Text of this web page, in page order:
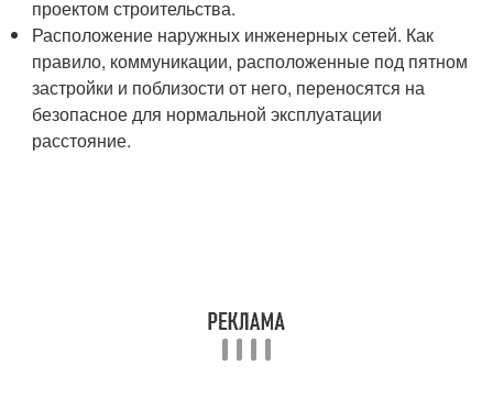
проектом строительства.
Расположение наружных инженерных сетей. Как
правило, коммуникации, расположенные под пятном
застройки и поблизости от него, переносятся на
безопасное для нормальной эксплуатации
расстояние.